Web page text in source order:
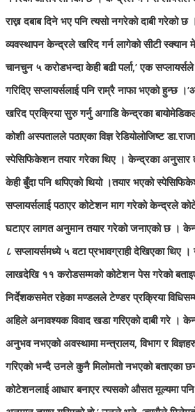
राख्न दबाब दिने भए पनि त्यसो नगरेको दाबी गरेको छ
व्यवस्थापन केन्द्रले खरिद गर्न लागेको सीटी स्क्यान
चानचुन ५ करोडभन्दा केही बढी पर्ला,’ एक
गरिदिए सप्लायर्सलाई पनि राम्रै नाफा भएको हुन्छ ।’
खरिद प्रक्रिया सुरु गर्नु अगाडि केन्द्रका
कोशी अस्पतालले पठाएका विज्ञ रेडियोलोजिष्ट
स्पेसिफिकेशन तयार गरेका थिए । केन्द्रका अनुसार
केही बुँदा पनि थपिएको थियो ।तयार भएको
सप्लायर्सलाई पठाएर कोटेशन माग गरेको केन्द्रले
घटाएर लागत अनुमान तयार गरेको जनाएको छ ।
८ सप्लायर्समध्ये ५ वटा प्रभावग्राही देखिएका
लाखदेखि ११ करोडसम्मको कोटेशन पेस गरेको
निर्देशकसमेत रहेका मण्डलले टेण्डर प्रक्रिया
अहिले अनावश्यक विवाद खडा गरिएको दाबी गरे ।
अनुभव नभएको अवस्थामा मन्त्रालय, विभाग र
गरिएको भन्दै उनले कुनै मिलोमतो नभएको बताएका
कोटेशनलाई आधार बनाएर त्यसको औसत मूल्यमा